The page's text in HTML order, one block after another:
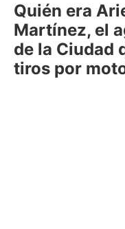
Quién era
Martínez, el
de la Ciudad
tiros por